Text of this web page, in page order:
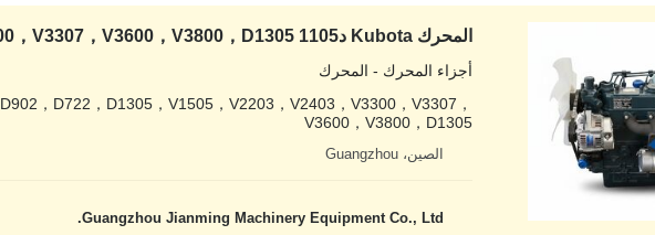
أجزاء المحرك - المحرك
D902，D722，D1305，V1505，V2203，V2403，V3300，V3307，
V3600，V3800，D1305
الصين، Guangzhou
Guangzhou Jianming Machinery Equipment Co., Ltd.